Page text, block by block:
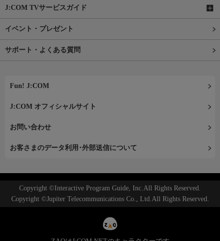
J:COM TVサービスガイド
イベント・プレゼント
サポート・よくある質問
Fun! J:COM
J:COM オフィシャルサイト
お問い合わせ
お客さまのデータ利用･外部送信について
Copyright ©Interactive Program Guide, Inc.All Rights Reserved.
Copyright ©Jupiter Telecommunications Co., Ltd.All Rights Reserved.